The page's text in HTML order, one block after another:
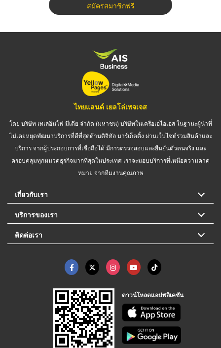
สมัครสมาชิกฟรี
ไทยแลนด์ เยลโล่เพจเจส
โดย บริษัท เทเลอินโฟ มีเดีย จำกัด (มหาชน) บริษัทในเครือเอไอเอส ในฐานะผู้นำที่
ไม่เคยหยุดพัฒนาบริการที่ดีที่สุดด้านดิจิทัล มาร์เก็ตติ้ง ผ่านเว็บไซต์รวมสินค้าและ
บริการ จากผู้ประกอบการที่เชื่อถือได้ มีการตรวจสอบและยืนยันตัวตนจริง และ
ครอบคลุมทุกหมวดธุรกิจมากที่สุดในประเทศ เราจะมอบบริการที่เหนือความคาด
หมาย จากทีมงานคุณภาพ
เกี่ยวกับเรา
บริการของเรา
ติดต่อเรา
ดาวน์โหลดแอปพลิเคชัน